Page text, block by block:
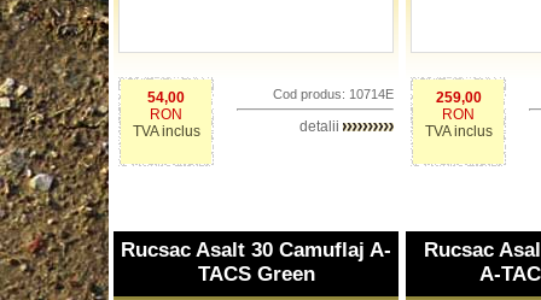
54,00
RON
TVA inclus
Cod produs: 10714E
detalii
259,00
RON
TVA inclus
Rucsac Asalt 30 Camuflaj A-
TACS Green
Rucsac
A-